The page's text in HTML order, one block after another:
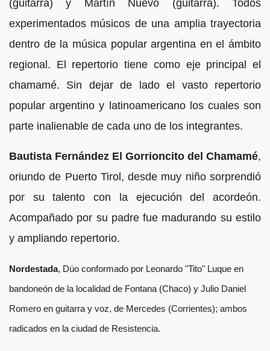
(guitarra) y Martín Nuevo (guitarra). Todos
experimentados músicos de una amplia trayectoria
dentro de la música popular argentina en el ámbito
regional. El repertorio tiene como eje principal el
chamamé. Sin dejar de lado el vasto repertorio
popular argentino y latinoamericano los cuales son
parte inalienable de cada uno de los integrantes.
Bautista Fernández El Gorrioncito del Chamamé,
oriundo de Puerto Tirol, desde muy niño sorprendió
por su talento con la ejecución del acordeón.
Acompañado por su padre fue madurando su estilo
y ampliando repertorio.
Nordestada, Dúo conformado por Leonardo "Tito" Luque en
bandoneón de la localidad de Fontana (Chaco) y Julio Daniel
Romero en guitarra y voz, de Mercedes (Corrientes); ambos
radicados en la ciudad de Resistencia.